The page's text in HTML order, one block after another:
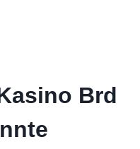
Brd